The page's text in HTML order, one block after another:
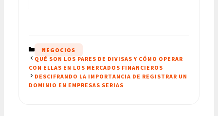
CATEGORÍAS
NEGOCIOS
QUÉ SON LOS PARES DE DIVISAS Y CÓMO OPERAR
CON ELLAS EN LOS MERCADOS FINANCIEROS
DESCIFRANDO LA IMPORTANCIA DE REGISTRAR UN
DOMINIO EN EMPRESAS SERIAS